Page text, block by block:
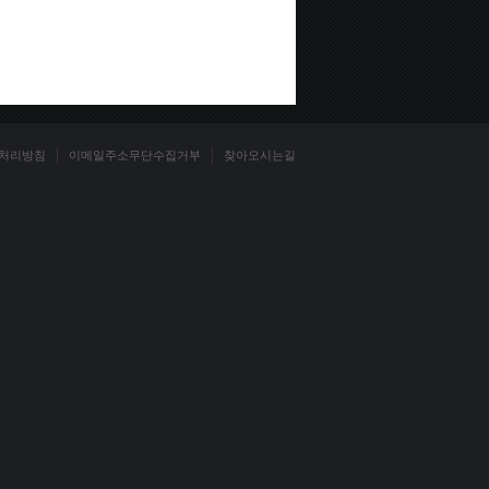
리방침 이메일주소무단수집거부 찾아오시는길